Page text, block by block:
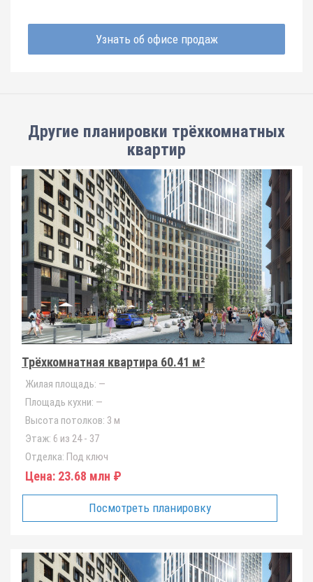
Узнать об офисе продаж
Другие планировки трёхкомнатных
квартир
Трёхкомнатная квартира 60.41 м²
Жилая площадь: —
Площадь кухни: —
Высота потолков: 3 м
Этаж: 6 из 24 - 37
Отделка: Под ключ
Цена: 23.68 млн ₽
Посмотреть планировку